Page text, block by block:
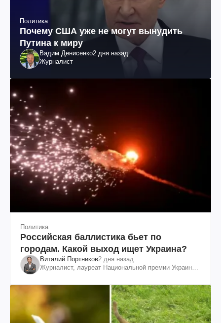
Политика
Почему США уже не могут вынудить
Путина к миру
Вадим Денисенко2 дня назад
Журналист
Политика
Российская баллистика бьет по
городам. Какой выход ищет Украина?
Виталий Портников2 дня назад
Журналист, лауреат Национальной премии Украины